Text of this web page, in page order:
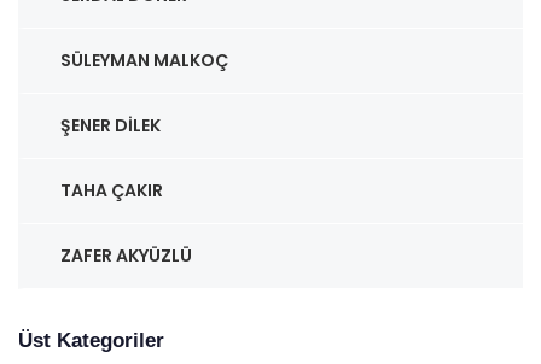
SÜLEYMAN MALKOÇ
ŞENER DILEK
TAHA ÇAKIR
ZAFER AKYÜZLÜ
Üst Kategoriler